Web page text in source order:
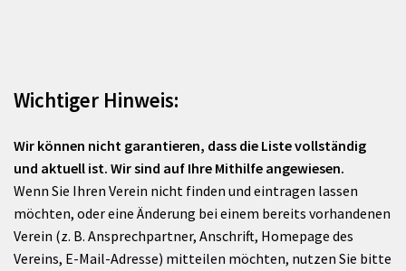
Wichtiger Hinweis:
Wir können nicht garantieren, dass die Liste vollständig
und aktuell ist. Wir sind auf Ihre Mithilfe angewiesen.
Wenn Sie Ihren Verein nicht finden und eintragen lassen
möchten, oder eine Änderung bei einem bereits vorhandenen
Verein (z. B. Ansprechpartner, Anschrift, Homepage des
Vereins, E-Mail-Adresse) mitteilen möchten, nutzen Sie bitte